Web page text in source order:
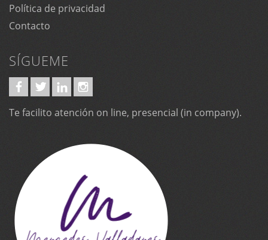
Política de privacidad
Contacto
SÍGUEME
Te facilito atención on line, presencial (in company).